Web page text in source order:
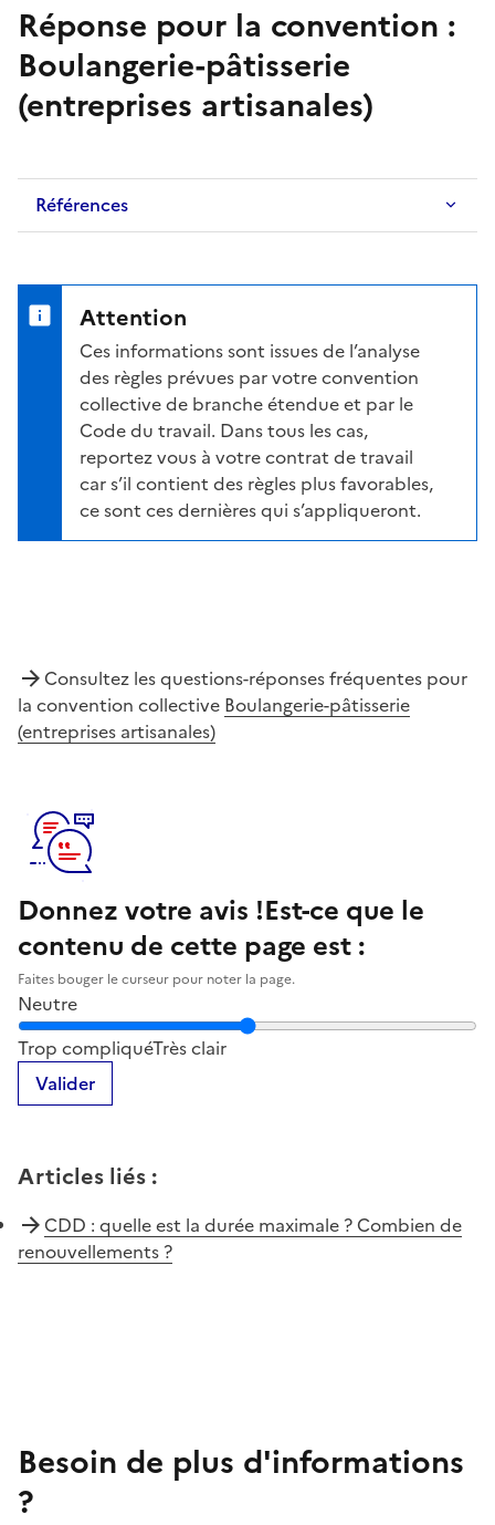
Réponse pour la convention :
Boulangerie-pâtisserie
(entreprises artisanales)
Références
Attention
Ces informations sont issues de l’analyse
des règles prévues par votre convention
collective de branche étendue et par le
Code du travail. Dans tous les cas,
reportez vous à votre contrat de travail
car s’il contient des règles plus favorables,
ce sont ces dernières qui s’appliqueront.
Consultez les questions-réponses fréquentes pour
la convention collective Boulangerie-pâtisserie
(entreprises artisanales)
Donnez votre avis !Est-ce que le
contenu de cette page est :
Faites bouger le curseur pour noter la page.
Neutre
Notez la clarté du contenu de cette page
Trop compliquéTrès clair
Valider
Articles liés :
CDD : quelle est la durée maximale ? Combien de
renouvellements ?
Besoin de plus d'informations
?